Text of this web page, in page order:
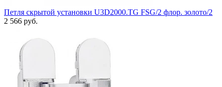
Петля скрытой установки U3D2000.TG FSG/2 флор. золото/2
2 566 руб.